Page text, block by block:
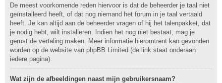
De meest voorkomende reden hiervoor is dat de beheerder je taal niet
geïnstalleerd heeft, of dat nog niemand het forum in je taal vertaald
heeft. Je kan altijd aan de beheerder vragen of hij het talenpakket, dat
je nodig hebt, wilt installeren. Indien het nog niet bestaat, mag je
gerust de vertaling maken. Meer informatie hieromtrent kan gevonden
worden op de website van phpBB Limited (de link staat onderaan
iedere pagina).
Wat zijn de afbeeldingen naast mijn gebruikersnaam?